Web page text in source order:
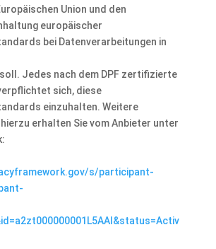
Union und den
europäischer
bei Datenverarbeitungen in
Jedes nach dem DPF zertifizierte
sich, diese
einzuhalten. Weitere
erhalten Sie vom Anbieter unter
s/participant-